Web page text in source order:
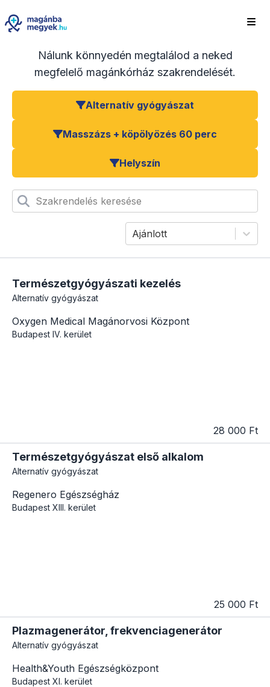
Nálunk könnyedén megtalálod a neked
megfelelő magánkórház szakrendelését.
Alternatív gyógyászat
Masszázs + köpölyözés 60 perc
Helyszín
Szakrendelés keresése
Ajánlott
Természetgyógyászati kezelés
Alternatív gyógyászat
Oxygen Medical Magánorvosi Központ
Budapest IV. kerület
28 000 Ft
Természetgyógyászat első alkalom
Alternatív gyógyászat
Regenero Egészségház
Budapest XIII. kerület
25 000 Ft
Plazmagenerátor, frekvenciagenerátor
Alternatív gyógyászat
Health&Youth Egészségközpont
Budapest XI. kerület